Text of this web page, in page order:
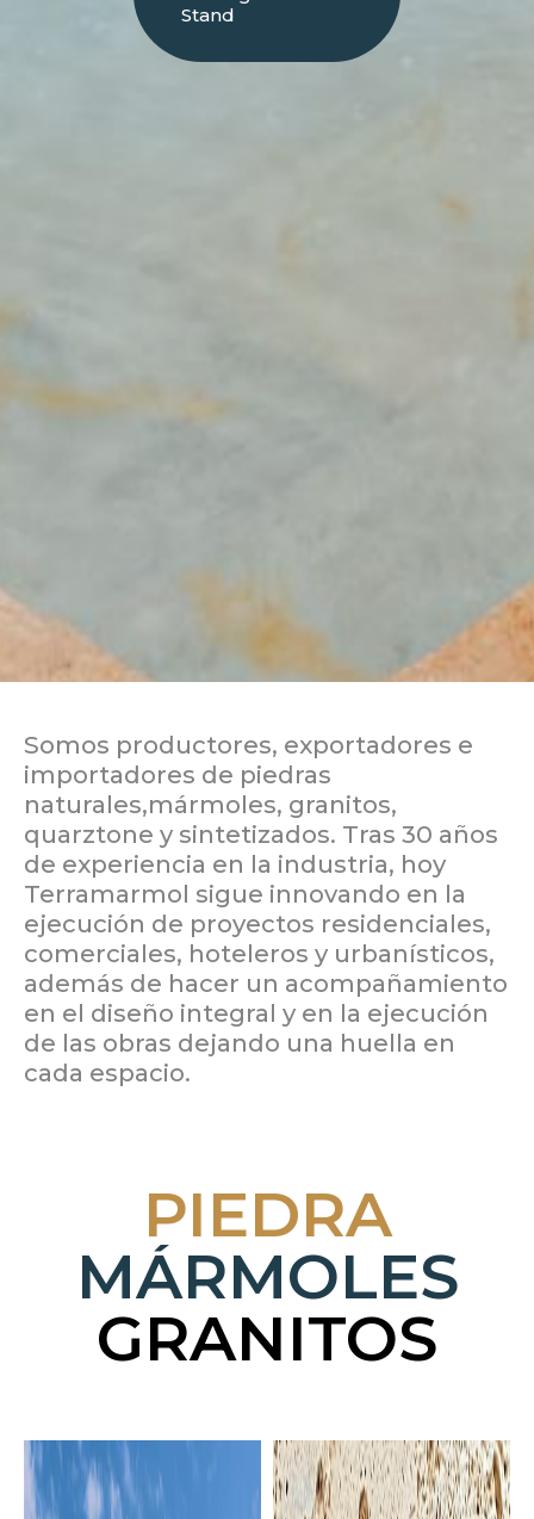
Stand
Somos productores, exportadores e
importadores de piedras
naturales,mármoles, granitos,
quarztone y sintetizados. Tras 30 años
de experiencia en la industria, hoy
Terramarmol sigue innovando en la
ejecución de proyectos residenciales,
comerciales, hoteleros y urbanísticos,
además de hacer un acompañamiento
en el diseño integral y en la ejecución
de las obras dejando una huella en
cada espacio.
PIEDRA
MÁRMOLES
GRANITOS